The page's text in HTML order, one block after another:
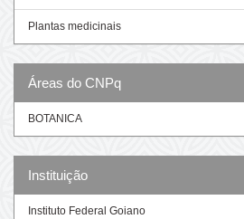
Plantas medicinais
Áreas do CNPq
BOTANICA
Instituição
Instituto Federal Goiano